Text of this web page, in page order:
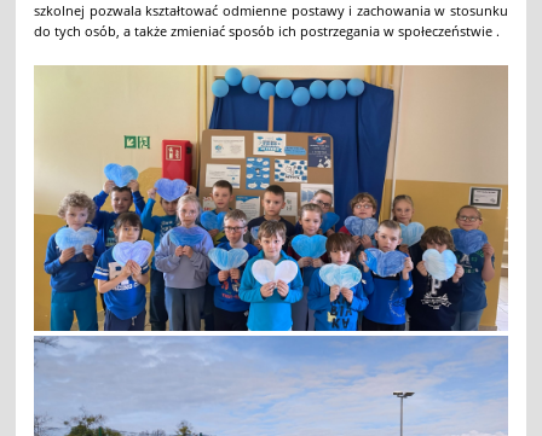
szkolnej pozwala kształtować odmienne postawy i zachowania w stosunku
do tych osób, a także zmieniać sposób ich postrzegania w społeczeństwie .